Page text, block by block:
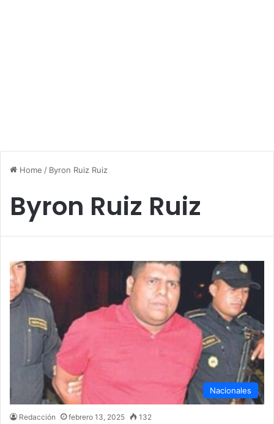
Home / Byron Ruiz Ruiz
Byron Ruiz Ruiz
Nacionales
Redacción febrero 13, 2025 132